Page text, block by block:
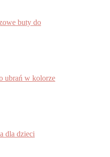
buty do
ubrań w kolorze
dla dzieci